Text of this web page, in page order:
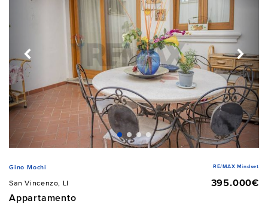
Gino Mochi RE/MAX Mindset
San Vincenzo, LI
395.000€
Appartamento